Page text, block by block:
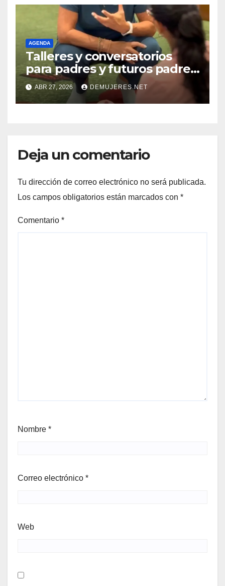
especialidad panameño
AGENDA
Talleres y conversatorios
para padres y futuros padres
en AltaPlaza Mall
ABR 27, 2026 DEMUJERES.NET
Deja un comentario
Tu dirección de correo electrónico no será publicada.
Los campos obligatorios están marcados con *
Comentario *
Nombre *
Correo electrónico *
Web